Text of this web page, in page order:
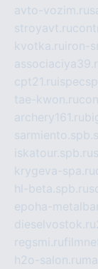
avto-vozim.ru
stroyavt.ru
kvotka.ru iron-
cpt21.ru
tae-kwon.ru
archery161.ru
iskatour.spb.ru
krygeva-spa.ru
hl-beta.spb.ru
epoha-
dieselvostok.ru
regsmi.ru
h2o-salon.ru